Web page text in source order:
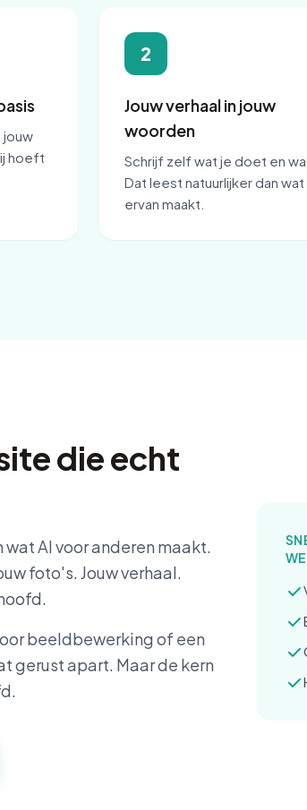
jouw
hoeft
2
Jouw verhaal in jouw
woorden
Schrijf zelf wat je doet en
Dat leest natuurlijker dan wat
ervan maakt.
die echt
AI voor anderen maakt.
foto's. Jouw verhaal.
beeldbewerking of een
gerust apart. Maar de kern